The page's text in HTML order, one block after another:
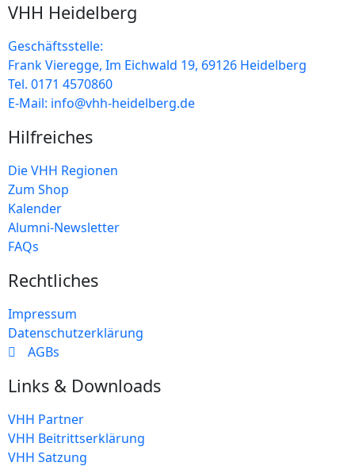
VHH Heidelberg
Geschäftsstelle:
Frank Vieregge, Im Eichwald 19, 69126 Heidelberg
Tel. 0171 4570860
E-Mail: info@vhh-heidelberg.de
Hilfreiches
Die VHH Regionen
Zum Shop
Kalender
Alumni-Newsletter
FAQs
Rechtliches
Impressum
Datenschutzerklärung
AGBs
Links & Downloads
VHH Partner
VHH Beitrittserklärung
VHH Satzung